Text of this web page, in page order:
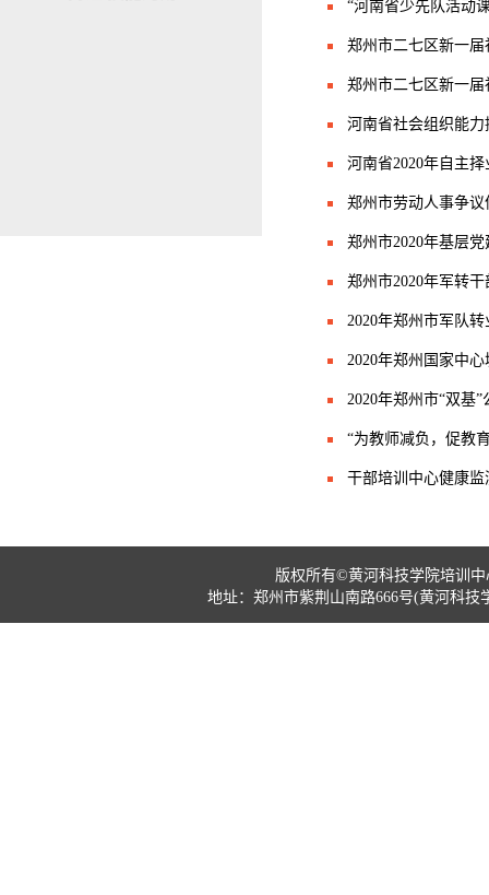
“河南省少先队活动
郑州市二七区新一
郑州市二七区新一
河南省社会组织能
河南省2020年自主
郑州市劳动人事争
郑州市2020年基层
郑州市2020年军转
​2020年郑州市军队
2020年郑州国家中
2020年郑州市“双基
“为教师减负，促教
干部培训中心健康
版权所有©黄河科技学院培训
地址：郑州市紫荆山南路666号(黄河科